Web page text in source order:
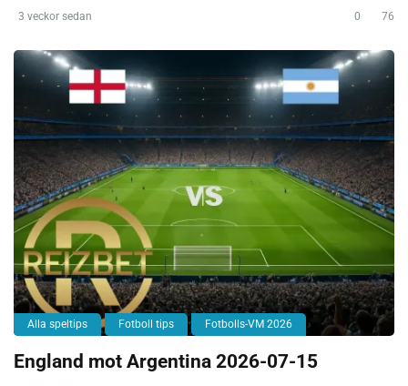
3 veckor sedan 0 76
Alla speltips Fotboll tips Fotbolls-VM 2026
England mot Argentina 2026-07-15